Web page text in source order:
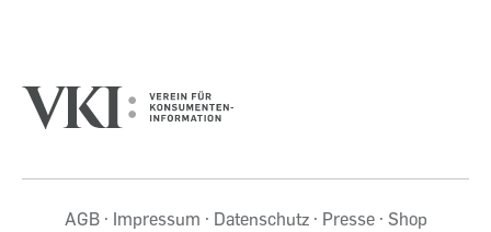
AGB Impressum Datenschutz Presse
Shop